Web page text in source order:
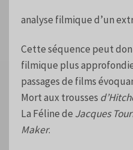
analyse filmique d’un
Cette séquence peut
filmique plus
passages de films
Mort aux trousses
La Féline de Jacques
Maker.